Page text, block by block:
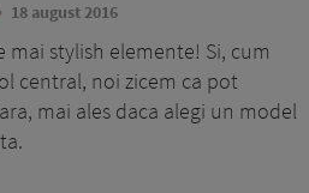
18 august 2016
mai stylish elemente! Si, cum
central, noi zicem ca pot
mai ales daca alegi un model